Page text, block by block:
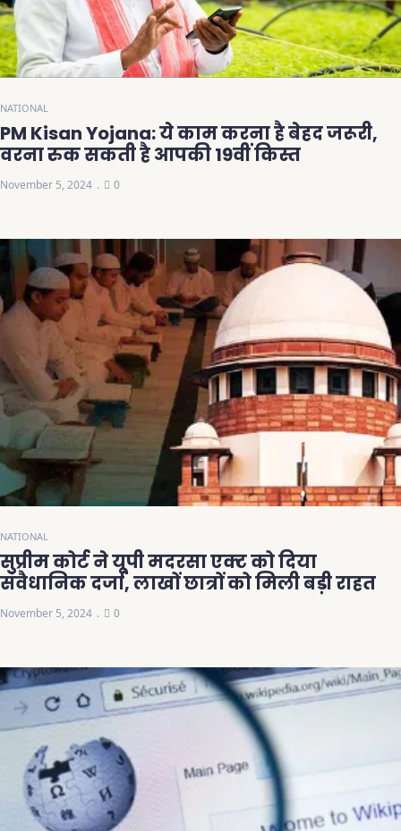
NATIONAL
PM Kisan Yojana: ये काम करना है बेहद जरूरी,
वरना रुक सकती है आपकी 19वीं किस्त
November 5, 2024 0
NATIONAL
सुप्रीम कोर्ट ने यूपी मदरसा एक्ट को दिया
संवैधानिक दर्जा, लाखों छात्रों को मिली बड़ी राहत
November 5, 2024 0